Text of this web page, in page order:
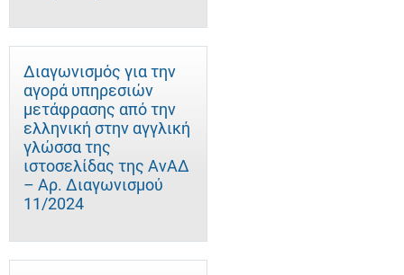
Διαγωνισμός για την
αγορά υπηρεσιών
μετάφρασης από την
ελληνική στην αγγλική
γλώσσα της
ιστοσελίδας της ΑνΑΔ
– Αρ. Διαγωνισμού
11/2024